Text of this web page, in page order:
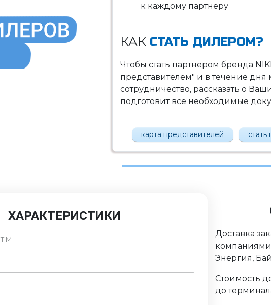
к каждому партнеру
КАКСТАТЬ ДИЛЕРОМ?
Чтобы стать партнером бренда
представителем" и в течение
сотрудничество, рассказать о
подготовит все необходимые
карта представителей
ХАРАКТЕРИСТИКИ
TIM
Доставка
Энергия,
Стоимость
до